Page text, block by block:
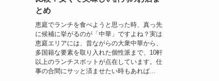
とめ
恵庭でランチを食べようと思った時、真っ先
に候補に挙がるのが「中華」ですよね？実は
恵庭エリアには、昔ながらの大衆中華から、
多国籍な要素を取り入れた個性派まで、10軒
以上のランチスポットが点在しています。仕
事の合間にサッと済ませたい時もあれば...